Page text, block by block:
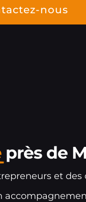
nous
près de
et des